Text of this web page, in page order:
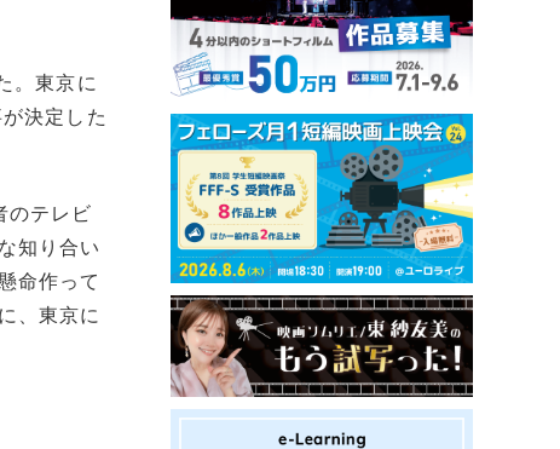
。東京に
決定した
のテレビ
知り合い
命作って
、東京に